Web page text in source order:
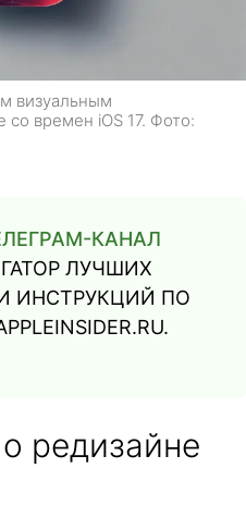
визуальным
времен iOS 17. Фото:
КАНАЛ
ЛУЧШИХ
ИНСТРУКЦИЙ ПО
редизайне